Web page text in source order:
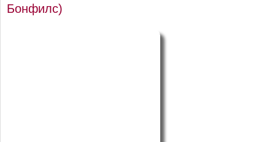
Бонфилс)